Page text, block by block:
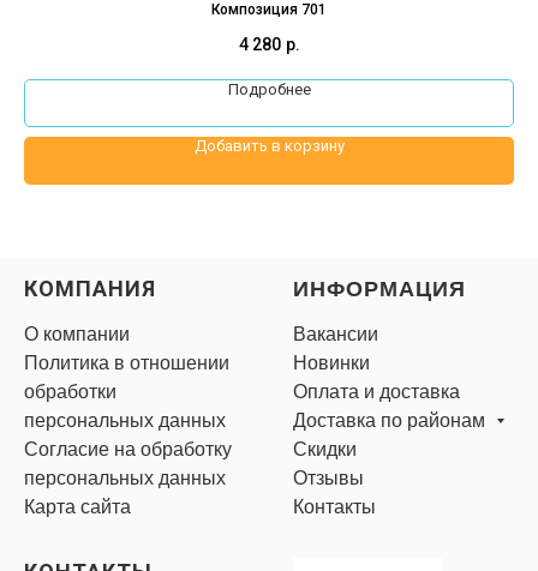
Композиция 701
4 280 р.
Подробнее
Добавить в корзину
КОМПАНИЯ
О компании
Политика в отношении
обработки
персональных данных
Согласие на обработку
персональных данных
Карта сайта
ИНФОРМАЦИЯ
Вакансии
Новинки
Оплата и доставка
Доставка по районам
Скидки
Отзывы
Контакты